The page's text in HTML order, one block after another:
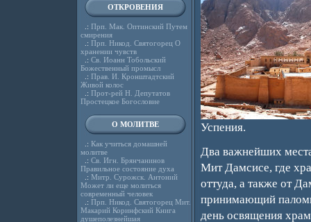
ОТКРОВЕНИЯ
.: Прп. Мак. Оптинский Путем
смирения
.: Прп. Никод. Святогорец О
хранении чувств
.: Св. Иоанн Тобольский
Божественный промысл
.: Прав. И. Кронштадтский
Живой колос
.: Прот-рей Н. Депутатов
Простецкое Богословие
О МОЛИТВЕ
.: Как учиться домашней
молитве
.: Св. Игн. Брянчанинов
Правильное состояние духа
.: Митр. Сурожск. Антоний
Может ли еще молиться
современный человек
.: Прп. Никод. Святогорец Мит.
Макарий Коринфский Книга
душеполезнейшая
Успения.
Два важнейших
Мит Дамсисе, где
оттуда, а также от
принимающий
день освящения